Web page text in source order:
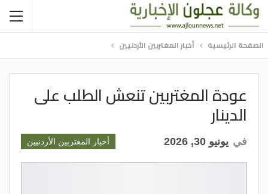
الصفحة الرئيسية أخبار المغتربين الأردنيين
عودة المغتربين تنعش الطلب على
الدينار
أخبار المغتربين الأردنيين في يونيو 30, 2026